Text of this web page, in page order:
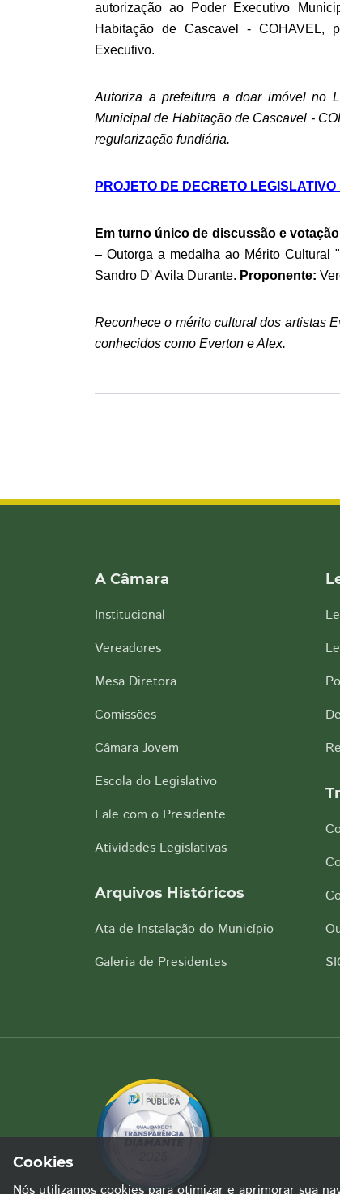
autorização ao Poder Executivo
Habitação de Cascavel - COHAVEL,
Executivo.
Autoriza a prefeitura a doar imóvel no
Municipal de Habitação de Cascavel -
regularização fundiária.
PROJETO DE DECRETO LEGISLATIVO
Em turno único de discussão e votação
– Outorga a medalha ao Mérito Cultural
Sandro D' Avila Durante. Proponente:
Reconhece o mérito cultural dos artistas
conhecidos como Everton e Alex.
A Câmara
Institucional
Vereadores
Mesa Diretora
Comissões
Câmara Jovem
Escola do Legislativo
Fale com o Presidente
Atividades Legislativas
Arquivos Históricos
Ata de Instalação do Município
Galeria de Presidentes
Cookies